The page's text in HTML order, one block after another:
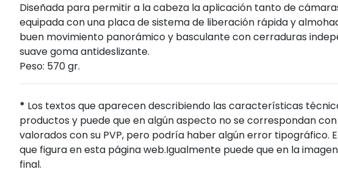
Diseñada para permitir a la cabeza la aplicación tanto de
equipada con una placa de sistema de liberación rápida y
buen movimiento panorámico y basculante con cerraduras
suave goma antideslizante.
Peso: 570 gr.
* Los textos que aparecen describiendo las características
productos y puede que en algún aspecto no se correspondan
valorados con su PVP, pero podría haber algún error
que figura en esta página web.Igualmente puede que en la
final.